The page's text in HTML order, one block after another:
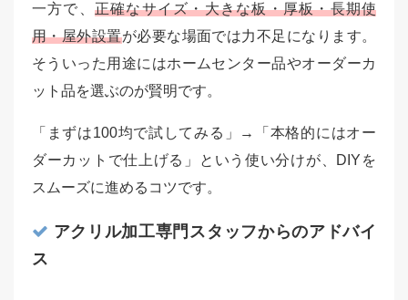
一方で、 正確なサイズ・大きな板・厚板・長期使
用・屋外設置が必要な場面では力不足になります。
そういった用途にはホームセンター品やオーダーカ
ット品を選ぶのが賢明です。
「まずは100均で試してみる」→「本格的にはオー
ダーカットで仕上げる」という使い分けが、DIYを
スムーズに進めるコツです。
アクリル加工専門スタッフからのアドバイ
ス